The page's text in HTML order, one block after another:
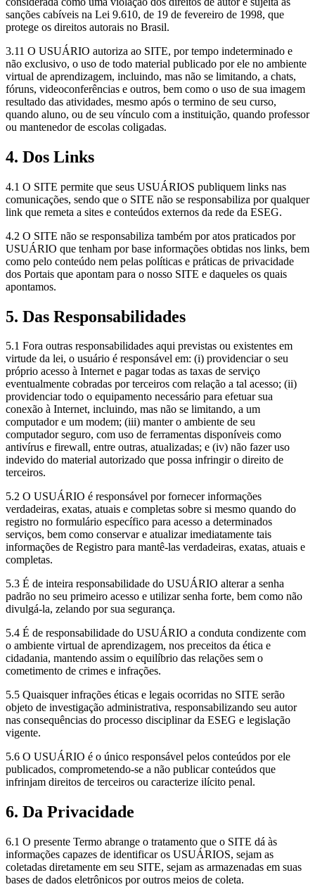
sanções cabíveis na Lei 9.610, de 19 de fevereiro de 1998, que
protege os direitos autorais no Brasil.
3.11 O USUÁRIO autoriza ao SITE, por tempo indeterminado e
não exclusivo, o uso de todo material publicado por ele no ambiente
virtual de aprendizagem, incluindo, mas não se limitando, a chats,
fóruns, videoconferências e outros, bem como o uso de sua imagem
resultado das atividades, mesmo após o termino de seu curso,
quando aluno, ou de seu vínculo com a instituição, quando professor
ou mantenedor de escolas coligadas.
4. Dos Links
4.1 O SITE permite que seus USUÁRIOS publiquem links nas
comunicações, sendo que o SITE não se responsabiliza por qualquer
link que remeta a sites e conteúdos externos da rede da ESEG.
4.2 O SITE não se responsabiliza também por atos praticados por
USUÁRIO que tenham por base informações obtidas nos links, bem
como pelo conteúdo nem pelas políticas e práticas de privacidade
dos Portais que apontam para o nosso SITE e daqueles os quais
apontamos.
5. Das Responsabilidades
5.1 Fora outras responsabilidades aqui previstas ou existentes em
virtude da lei, o usuário é responsável em: (i) providenciar o seu
próprio acesso à Internet e pagar todas as taxas de serviço
eventualmente cobradas por terceiros com relação a tal acesso; (ii)
providenciar todo o equipamento necessário para efetuar sua
conexão à Internet, incluindo, mas não se limitando, a um
computador e um modem; (iii) manter o ambiente de seu
computador seguro, com uso de ferramentas disponíveis como
antivírus e firewall, entre outras, atualizadas; e (iv) não fazer uso
indevido do material autorizado que possa infringir o direito de
terceiros.
5.2 O USUÁRIO é responsável por fornecer informações
verdadeiras, exatas, atuais e completas sobre si mesmo quando do
registro no formulário específico para acesso a determinados
serviços, bem como conservar e atualizar imediatamente tais
informações de Registro para mantê-las verdadeiras, exatas, atuais e
completas.
5.3 É de inteira responsabilidade do USUÁRIO alterar a senha
padrão no seu primeiro acesso e utilizar senha forte, bem como não
divulgá-la, zelando por sua segurança.
5.4 É de responsabilidade do USUÁRIO a conduta condizente com
o ambiente virtual de aprendizagem, nos preceitos da ética e
cidadania, mantendo assim o equilíbrio das relações sem o
cometimento de crimes e infrações.
5.5 Quaisquer infrações éticas e legais ocorridas no SITE serão
objeto de investigação administrativa, responsabilizando seu autor
nas consequências do processo disciplinar da ESEG e legislação
vigente.
5.6 O USUÁRIO é o único responsável pelos conteúdos por ele
publicados, comprometendo-se a não publicar conteúdos que
infrinjam direitos de terceiros ou caracterize ilícito penal.
6. Da Privacidade
6.1 O presente Termo abrange o tratamento que o SITE dá às
informações capazes de identificar os USUÁRIOS, sejam as
coletadas diretamente em seu SITE, sejam as armazenadas em suas
bases de dados eletrônicos por outros meios de coleta.